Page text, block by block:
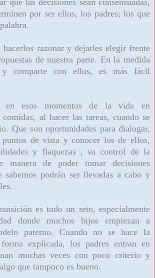
por ser ellos, los padres; los que
razonar y dejarles elegir frente
de nuestra parte. En la medida
comparte con ellos, es más fácil
en esos momentos de la vida en
al hacer las tareas, cuando se
Que son oportunidades para dialogar,
puntos de vista y conocer los de ellos,
y flaquezas , su control de la
de poder tomar decisiones
sabemos podrán ser llevadas a cabo y
es todo un reto, especialmente
donde muchos hijos empiezan a
paterno. Cuando no se hace la
explicada, los padres entran en
muchas veces con poco criterio y
que tampoco es bueno.